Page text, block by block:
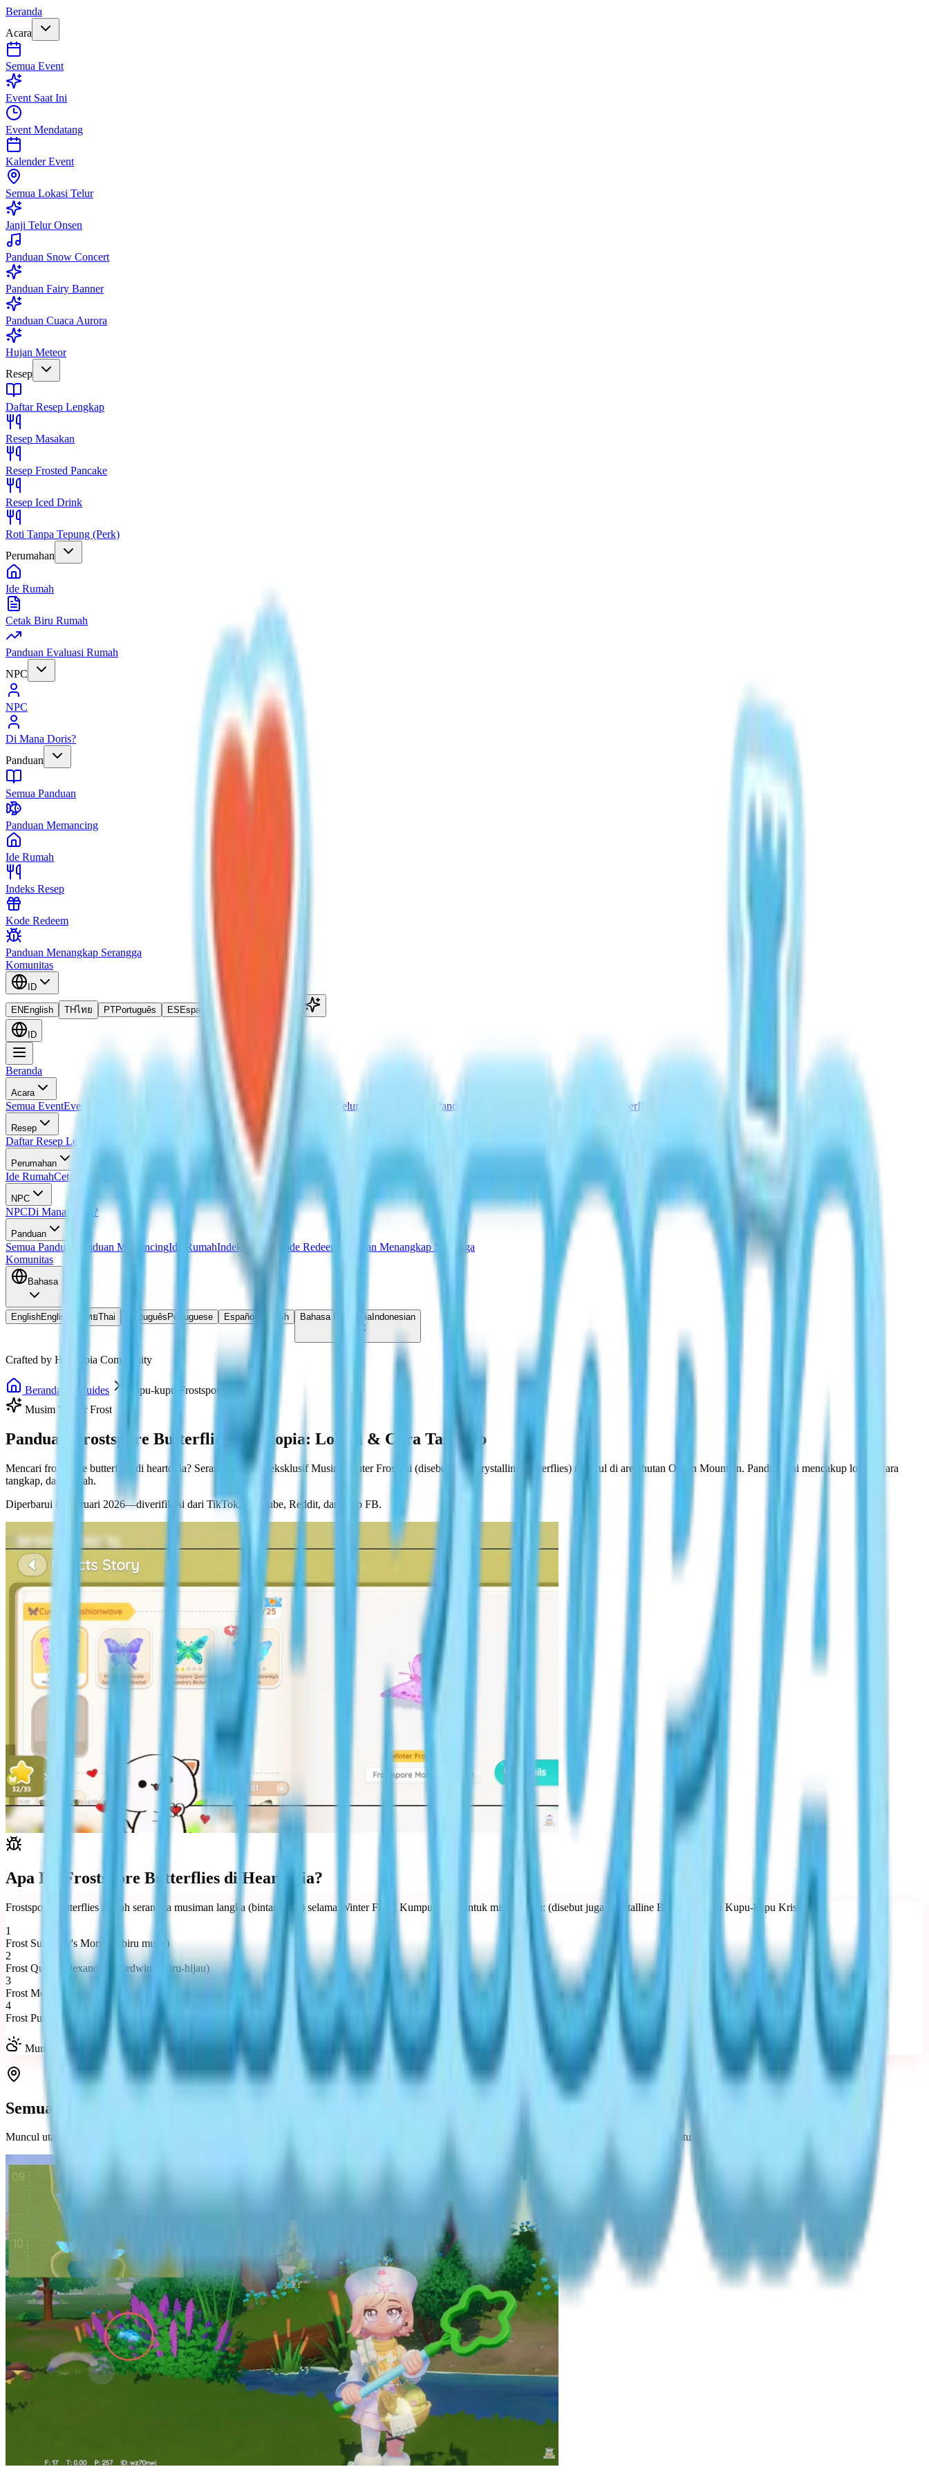
Beranda
Acara
Semua Event
Event Saat Ini
Event Mendatang
Kalender Event
Semua Lokasi Telur
Janji Telur Onsen
Panduan Snow Concert
Panduan Fairy Banner
Panduan Cuaca Aurora
Hujan Meteor
Resep
Daftar Resep Lengkap
Resep Masakan
Resep Frosted Pancake
Resep Iced Drink
Roti Tanpa Tepung (Perk)
Perumahan
Ide Rumah
Cetak Biru Rumah
Panduan Evaluasi Rumah
NPC
NPC
Di Mana Doris?
Panduan
Semua Panduan
Panduan Memancing
Ide Rumah
Indeks Resep
Kode Redeem
Panduan Menangkap Serangga
Komunitas
ID
EN English THไทย PTPortuguês ES Español
ID
Beranda
Acara
Semua EventEvent Saat Ini Kalender EventSemua Lokasi TelurJanji Telur Onsen Panduan Snow Concert Panduan Fairy BannerPanduan Cuaca Aurora Hujan Meteor
Resep
Daftar Resep Lengkap Resep Frosted Pancake
Perumahan
Ide RumahCetak Biru Rumah
NPC
NPCDi Mana Doris?
Panduan
Semua Panduan Panduan MemancingIde RumahIndeks Resep Kode Redeem
Panduan Menangkap Serangga
Komunitas
Bahasa
EnglishEnglish ไทยThai Português Portuguese Español Spanish Bahasa IndonesiaIndonesian
Crafted by Heartopia Community
Beranda Guides
Kupu-kupu Frostspore
Musim Winter Frost
Panduan Frostspore Butterflies Heartopia: Lokasi & Cara Tangkap
Mencari frostspore butterflies di heartopia? Serangga langka eksklusif Musim Winter Frost ini (disebut juga Crystalline Butterflies) muncul di area hutan Onsen Mountain. Panduan ini mencakup lokasi, cara
tangkap, dan hadiah.
Diperbarui 8 Februari 2026—diverifikasi dari TikTok, YouTube, Reddit, dan grup FB.
Apa Itu Frostspore Butterflies di Heartopia?
Frostspore Butterflies adalah serangga musiman langka (bintang 3-5) selama Winter Frost. Kumpulkan 4 untuk misi! Varian: (disebut juga Crystalline Butterflies atau Kupu-kupu Kristal)
1
Frost Sulkosky's Morpho (biru muda)
2
Frost Queen Alexandra's Birdwing (biru-hijau)
3
Frost Mother-of-Pearl (pink)
4
Frost Purple Spotted Swallowtail (ungu)
Muncul saat cuaca Cerah/Hujan, di hutan/danau. Harga: 500-2000 Gold + Token.
Semua Lokasi Frostspore Butterflies (Peta & Titik)
Muncul utama di area hutan (puzle lompat, halte bus, danau). Tangkap serangga umum dulu agar serangga langka muncul. Gunakan koordinat di bawah untuk presisi.